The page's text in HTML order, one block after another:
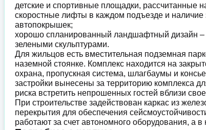
детские и спортивные площадки, рассчитанные
скоростные лифты в каждом подъезде и наличие
автопокрышек;
хорошо спланированный ландшафтный дизайн –
зелеными скульптурами.
Для жильцов есть вместительная подземная
наземной стоянке. Комплекс находится на
охрана, пропускная система, шлагбаумы и
застройки вынесены за территорию комплекса
риска встретить непрошенных гостей вблизи
При строительстве задействован каркас из
перекрытия для обеспечения
работают за счет автономного оборудования, а в